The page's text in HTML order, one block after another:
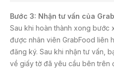
Bước 3: Nhận tư vấn của
Sau khi hoàn thành xong bước
được nhân viên GrabFood liên
đăng ký. Sau khi nhận tư vấn,
về giấy tờ đã yêu cầu bên trên